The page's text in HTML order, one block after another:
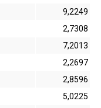
9,2249
2,7308
7,2013
2,2697
2,8596
5,0225